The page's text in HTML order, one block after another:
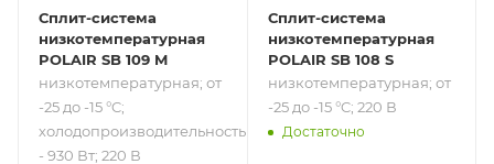
Сплит-система
низкотемпературная
POLAIR SB 109 M
низкотемпературная; от
-25 до -15 °C;
холодопроизводительность
- 930 Вт; 220 В
Сплит-система
низкотемпературная
POLAIR SB 108 S
низкотемпературная; от
-25 до -15 °C; 220 В
Достаточно